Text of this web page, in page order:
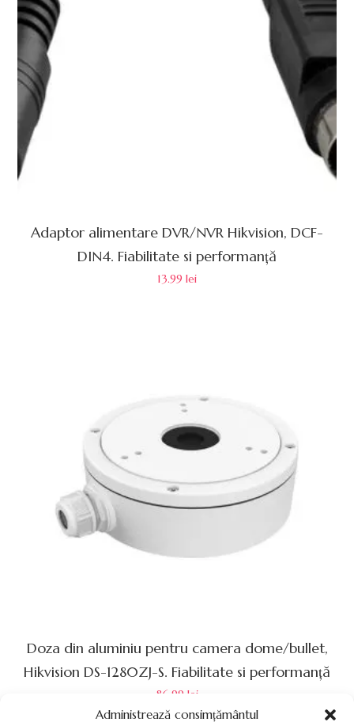
Administrează consimțământul
Adaptor alimentare DVR/NVR Hikvision, DCF-
DIN4. Fiabilitate si performanță
13.99 lei
Doza din aluminiu pentru camera dome/bullet,
Hikvision DS-1280ZJ-S. Fiabilitate si performanță
86.99 lei